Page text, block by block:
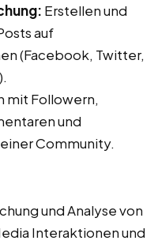
Erstellen und
auf
(Facebook, Twitter,
mit Followern,
und
Community.
und Analyse von
Interaktionen und